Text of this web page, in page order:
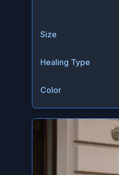
Size
Healing Type
Color